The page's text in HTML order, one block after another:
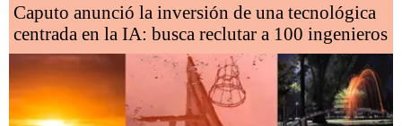
Caputo anunció la inversión de una tecnológica
centrada en la IA: busca reclutar a 100 ingenieros